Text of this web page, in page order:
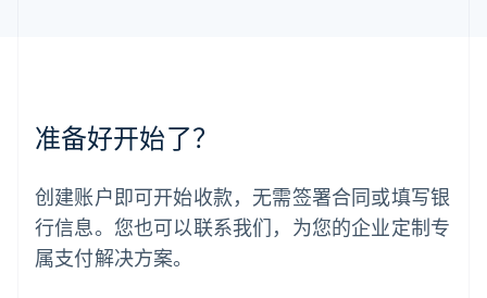
准备好开始了？
创建账户即可开始收款，无需签署合同或填写银
行信息。您也可以联系我们，为您的企业定制专
属支付解决方案。
English
葡萄牙
日本
日本語 English
瑞典
SvenskaEnglish